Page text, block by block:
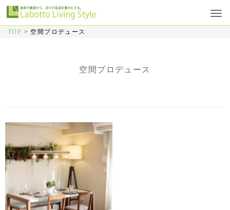
TOP > 空間プロデュース
空間プロデュース